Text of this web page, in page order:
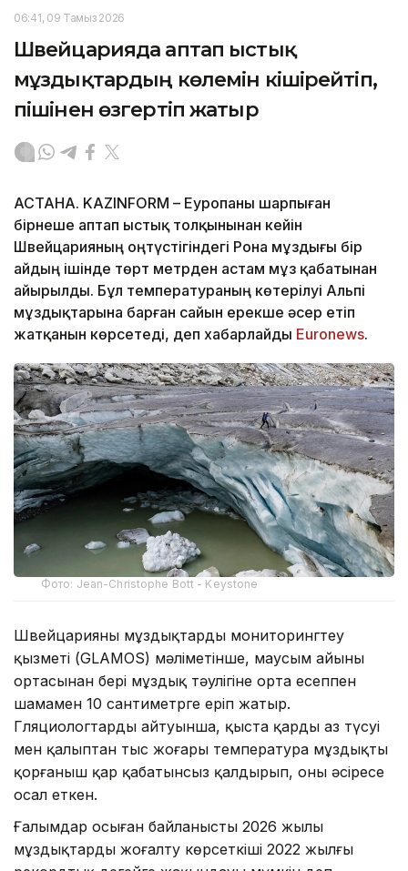
06:41, 09 Тамыз 2026
Швейцарияда аптап ыстық
мұздықтардың көлемін кішірейтіп,
пішінен өзгертіп жатыр
АСТАНА. KAZINFORM – Еуропаны шарпыған
бірнеше аптап ыстық толқынынан кейін
Швейцарияның оңтүстігіндегі Рона мұздығы бір
айдың ішінде төрт метрден астам мұз қабатынан
айырылды. Бұл температураның көтерілуі Альпі
мұздықтарына барған сайын ерекше әсер етіп
жатқанын көрсетеді, деп хабарлайды Еuronews.
Фото: Jean-Christophe Bott - Keystone
Швейцарияның мұздықтарды мониторингтеу
қызметі (GLAMOS) мәліметінше, маусым айының
ортасынан бері мұздық тәулігіне орта есеппен
шамамен 10 сантиметрге еріп жатыр.
Гляциологтардың айтуынша, қыста қардың аз түсуі
мен қалыптан тыс жоғары температура мұздықты
қорғаныш қар қабатынсыз қалдырып, оны әсіресе
осал еткен.
Ғалымдар осыған байланысты 2026 жылы
мұздықтардың жоғалту көрсеткіші 2022 жылғы